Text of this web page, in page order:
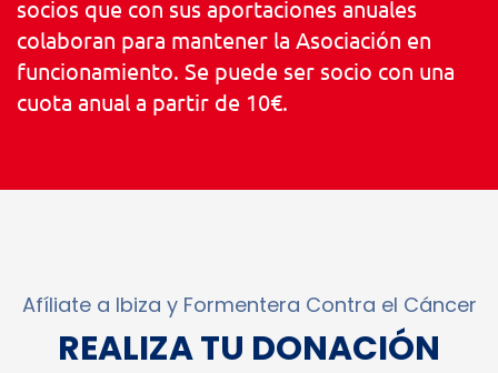
socios que con sus aportaciones anuales
colaboran para mantener la Asociación en
funcionamiento. Se puede ser socio con una
cuota anual a partir de 10€.
Afíliate a Ibiza y Formentera Contra el Cáncer
REALIZA TU DONACIÓN